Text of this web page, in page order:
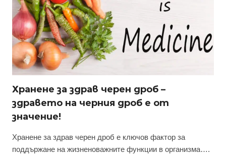
Хранене за здрав черен дроб –
здравето на черния дроб е от
значение!
Хранене за здрав черен дроб е ключов фактор за
поддържане на жизненоважните функции в организма….